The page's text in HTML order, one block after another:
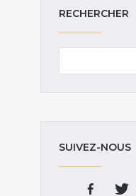
RECHERCHER
SUIVEZ-NOUS